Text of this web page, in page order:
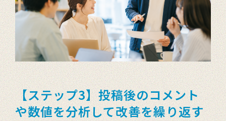
【ステップ3】投稿後のコメント
や数値を分析して改善を繰り返す